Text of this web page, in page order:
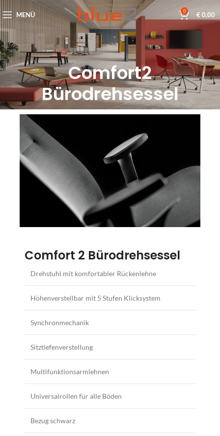
MENÜ 0 € 0,00
Comfort2
Bürodrehsessel
Comfort 2 Bürodrehsessel
Drehstuhl mit komfortabler Rückenlehne
Höhenverstellbar mit 5 Stufen Klicksystem
Synchronmechanik
Sitztiefenverstellung
Multifunktionsarmlehnen
Universalrollen für alle Böden
Bezug schwarz